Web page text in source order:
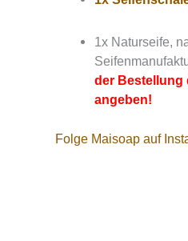
1x Naturseife,
der Bestellung
angeben!
Folge Maisoap auf